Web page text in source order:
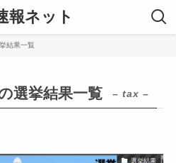
報ネット
結果一覧
選挙結果一覧 – tax –
選挙結果